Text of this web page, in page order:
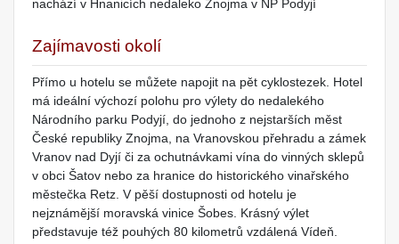
nachází v Hnanicích nedaleko Znojma v NP Podyjí
Zajímavosti okolí
Přímo u hotelu se můžete napojit na pět cyklostezek. Hotel
má ideální výchozí polohu pro výlety do nedalekého
Národního parku Podyjí, do jednoho z nejstarších měst
České republiky Znojma, na Vranovskou přehradu a zámek
Vranov nad Dyjí či za ochutnávkami vína do vinných sklepů
v obci Šatov nebo za hranice do historického vinařského
městečka Retz. V pěší dostupnosti od hotelu je
nejznámější moravská vinice Šobes. Krásný výlet
představuje též pouhých 80 kilometrů vzdálená Vídeň.